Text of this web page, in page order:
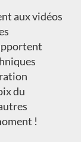
aux vidéos
du
!